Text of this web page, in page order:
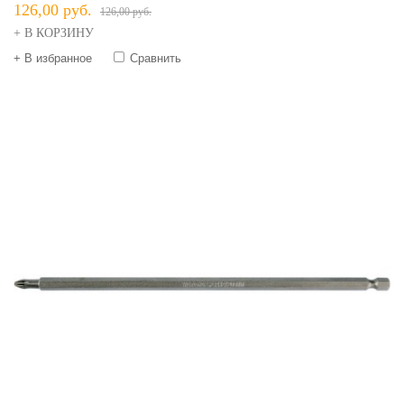
126,00 руб. 126,00 руб.
+ В КОРЗИНУ
+ В избранное
Сравнить